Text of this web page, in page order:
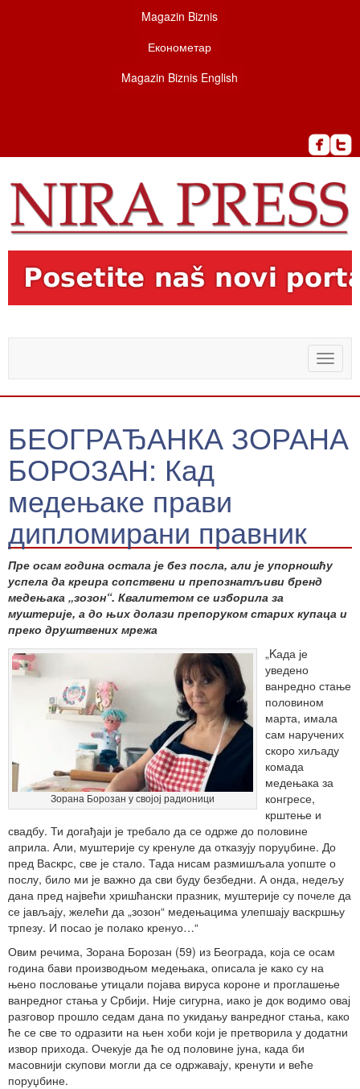
Magazin Biznis
Економетар
Magazin Biznis English
Toggle
БЕОГРАЂАНКА ЗОРАНА
БОРОЗАН: Кад
медењаке прави
дипломирани правник
Пре осам година остала је без посла, али је упорношћу
успела да креира сопствени и препознатљиви бренд
медењака „зозон“. Квалитетом се изборила за
муштерије, а до њих долази препоруком старих купаца и
преко друштвених мрежа
Зорана Борозан у својој радионици
„Kада је
уведено
ванредно стање
половином
марта, имала
сам наручених
скоро хиљаду
комада
медењака за
конгресе,
крштење и
свадбу. Ти догађаји је требало да се одрже до половине
априла. Али, муштерије су кренуле да отказују поруџбине. До
пред Васкрс, све је стало. Тада нисам размишљала уопште о
послу, било ми је важно да сви буду безбедни. А онда, недељу
дана пред највећи хришћански празник, муштерије су почеле да
се јављају, желећи да „зозон“ медењацима улепшају васкршњу
трпезу. И посао је полако кренуо…“
Овим речима, Зорана Борозан (59) из Београда, која се осам
година бави производњом медењака, описала је како су на
њено пословање утицали појава вируса короне и проглашење
ванредног стања у Србији. Није сигурна, иако је док водимо овај
разговор прошло седам дана по укидању ванредног стања, како
ће се све то одразити на њен хоби који је претворила у додатни
извор прихода. Очекује да ће од половине јуна, када би
масовнији скупови могли да се одржавају, кренути и веће
поруџбине.